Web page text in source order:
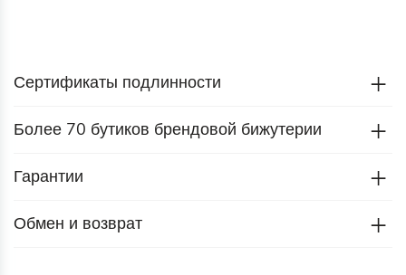
Сертификаты подлинности
Более 70 бутиков брендовой бижутерии
Гарантии
Обмен и возврат